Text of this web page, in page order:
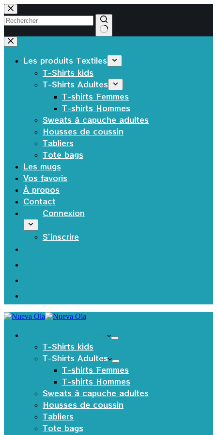
Passer
au
contenu
Aucun
résultat
Les produits Textiles
T-Shirts kids
T-Shirts Adultes
T-shirts Femmes
T-shirts Hommes
Sweats à capuche adultes
Housses de coussin
Tabliers
Tote bags
Les mugs
Vos favoris
À propos
Contact
Connexion
S’inscrire
T-Shirts kids
T-Shirts Adultes
T-shirts Femmes
T-shirts Hommes
Sweats à capuche adultes
Housses de coussin
Tabliers
Tote bags